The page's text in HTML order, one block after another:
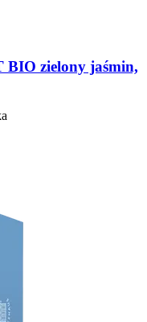
BIO zielony jaśmin,